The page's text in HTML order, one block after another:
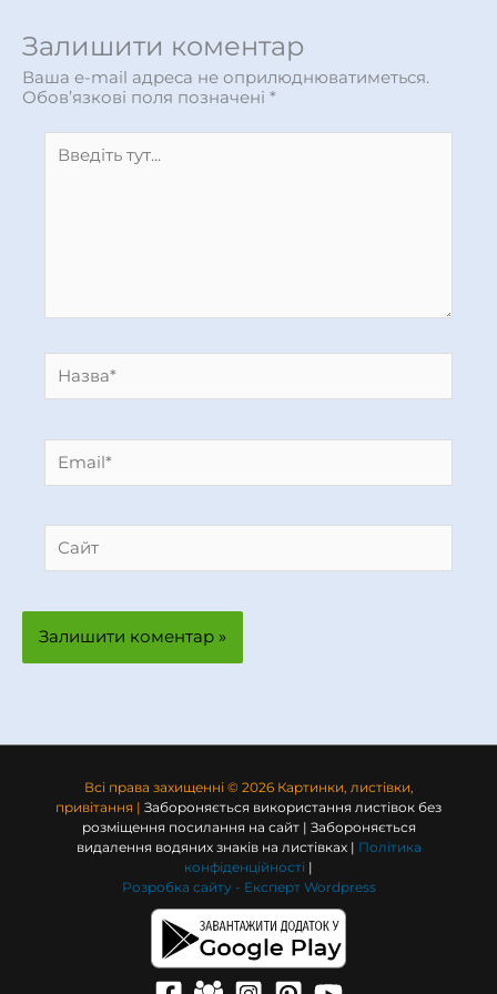
Залишити коментар
Ваша e-mail адреса не оприлюднюватиметься.
Обов’язкові поля позначені *
тут...
Всі права захищенні © 2026 Картинки, листівки,
привітання | Забороняється використання листівок без
розміщення посилання на сайт | Забороняється
видалення водяних знаків на листівках | Політика
конфіденційності |
Розробка сайту - Експерт Wordpress